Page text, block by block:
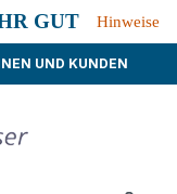
GUT Hinweise
UND KUNDEN